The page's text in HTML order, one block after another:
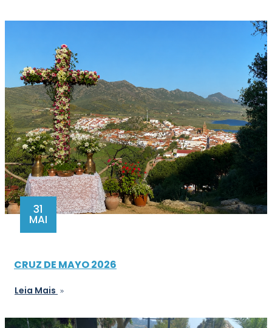
31
MAI
CRUZ DE MAYO 2026
Leia Mais